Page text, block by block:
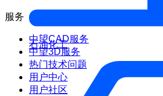
石油化工
服务
中望CAD服务
中望3D服务
热门技术问题
用户中心
用户社区